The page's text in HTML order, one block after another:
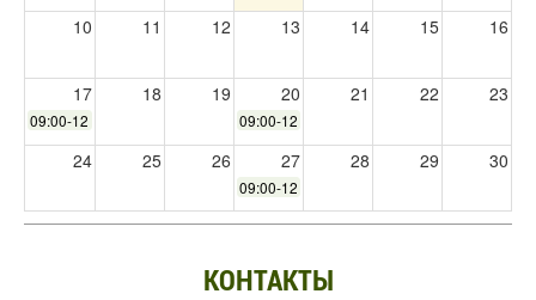
10 11 12 13 14 15 16
17 18 19 20 21 22 23
09:00-12:30 09:00-12:30
24 25 26 27 28 29 30
09:00-12:30
31 1 2 3 4 5 6
КОНТАКТЫ